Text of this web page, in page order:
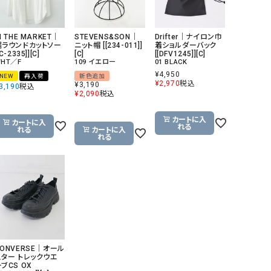
THE MARKET｜
ウンドカットソー
2335]][C]
／F
NEW 再入荷
3,190税込
カートに入
れる
STEVENS&SON｜
ニット帽 [[234-011]]
[C]
109 イエロー
新色追加
¥3,190
¥2,090税込
カートに入
れる
Drifter｜ナイロン巾
着ショルダーバック
[[DFV1245]][C]
01 BLACK
¥4,950
¥2,970税込
カートに入
れる
｜オール
ター トレックウエ
ブCS OX